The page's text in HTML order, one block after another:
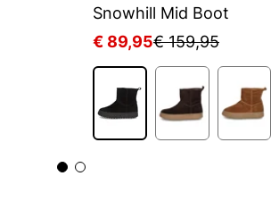
Snowhill Mid Boot
€ 89,95€ 159,95